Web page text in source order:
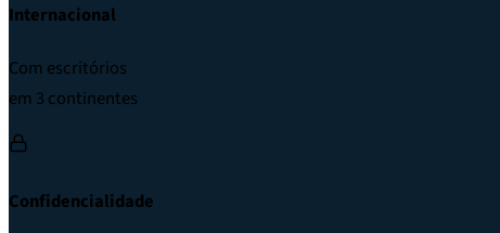
Internacional
Com escritórios
em 3 continentes
Confidencialidade